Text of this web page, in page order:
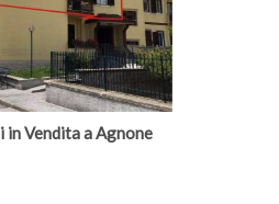
in Vendita a Agnone